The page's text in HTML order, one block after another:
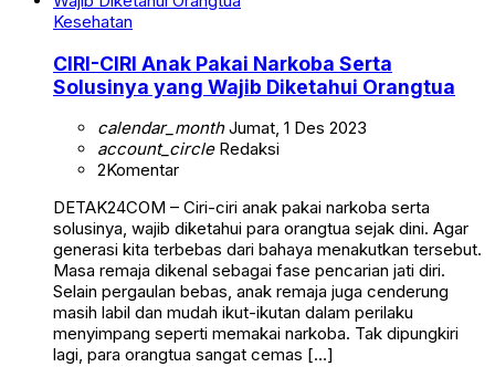
Kesehatan
CIRI-CIRI Anak Pakai Narkoba Serta
Solusinya yang Wajib Diketahui Orangtua
calendar_monthJumat, 1 Des 2023
account_circleRedaksi
2Komentar
DETAK24COM – Ciri-ciri anak pakai narkoba serta
solusinya, wajib diketahui para orangtua sejak dini. Agar
generasi kita terbebas dari bahaya menakutkan tersebut.
Masa remaja dikenal sebagai fase pencarian jati diri.
Selain pergaulan bebas, anak remaja juga cenderung
masih labil dan mudah ikut-ikutan dalam perilaku
menyimpang seperti memakai narkoba. Tak dipungkiri
lagi, para orangtua sangat cemas […]